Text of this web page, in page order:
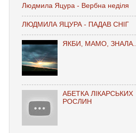
Людмила Яцура - Вербна неділя
ЛЮДМИЛА ЯЦУРА - ПАДАВ СНІГ
ЯКБИ, МАМО, ЗНАЛА...
АБЕТКА ЛІКАРСЬКИХ
РОСЛИН